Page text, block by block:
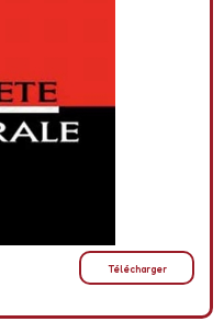
Télécharger